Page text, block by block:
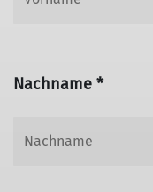
Nachname *